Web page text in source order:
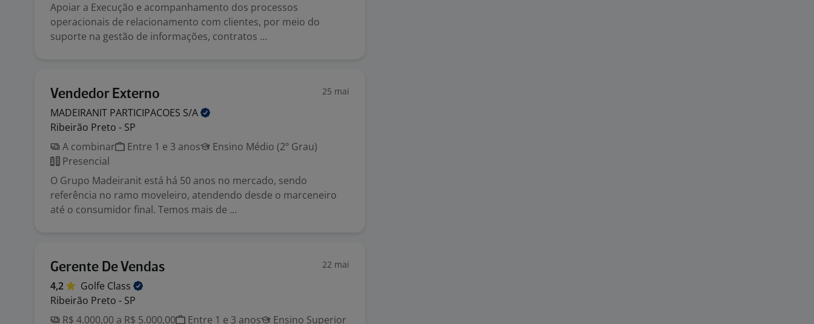
Apoiar a Execução e acompanhamento dos processos
operacionais de relacionamento com clientes, por meio do
suporte na gestão de informações, contratos ...
Vendedor Externo 25 mai
MADEIRANIT PARTICIPACOES S/A
Ribeirão Preto - SP
A combinar
Entre 1 e 3 anos
Ensino Médio (2º Grau)
Presencial
O Grupo Madeiranit está há 50 anos no mercado, sendo
referência no ramo moveleiro, atendendo desde o marceneiro
até o consumidor final. Temos mais de ...
Gerente De Vendas 22 mai
4,2 Golfe Class
Ribeirão Preto - SP
R$ 4.000,00 a R$ 5.000,00
Entre 1 e 3 anos
Ensino Superior